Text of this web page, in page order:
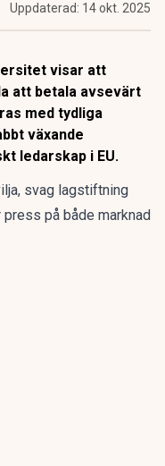
Uppdaterad: 14 okt. 2025
visar att
att betala avsevärt
med tydliga
växande
ledarskap i EU.
svag lagstiftning
på både marknad